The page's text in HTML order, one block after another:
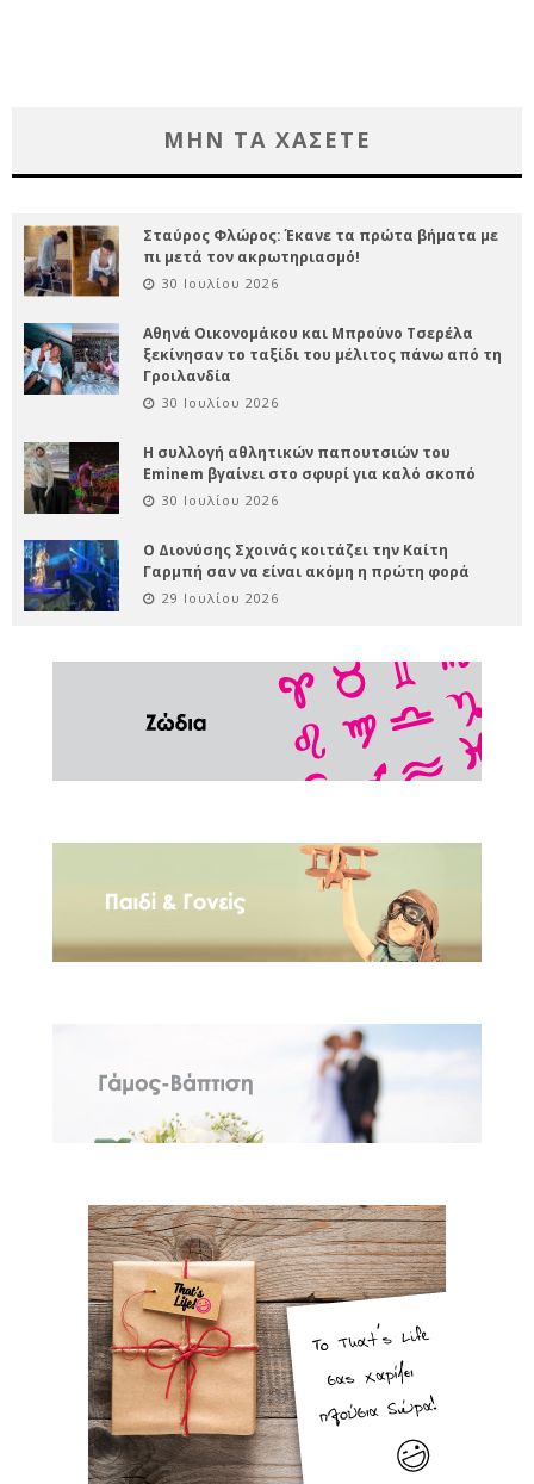
ΜΗΝ ΤΑ ΧΑΣΕΤΕ
Σταύρος Φλώρος: Έκανε τα πρώτα βήματα με
πι μετά τον ακρωτηριασμό!
30 Ιουλίου 2026
Αθηνά Οικονομάκου και Μπρούνο Τσερέλα
ξεκίνησαν το ταξίδι του μέλιτος πάνω από τη
Γροιλανδία
30 Ιουλίου 2026
Η συλλογή αθλητικών παπουτσιών του
Eminem βγαίνει στο σφυρί για καλό σκοπό
30 Ιουλίου 2026
Ο Διονύσης Σχοινάς κοιτάζει την Καίτη
Γαρμπή σαν να είναι ακόμη η πρώτη φορά
29 Ιουλίου 2026